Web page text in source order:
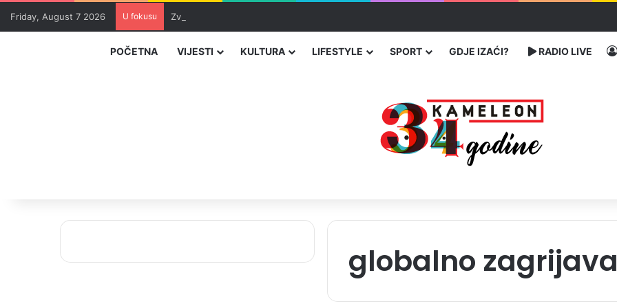
Friday, August 7 2026 U fokusu Zvizdić, Magazinović i Kojović traže poseban status za Memorijalni centar Srebrenica
POČETNA VIJESTI KULTURA LIFESTYLE SPORT GDJE IZAĆI? RADIO LIVE
globalno